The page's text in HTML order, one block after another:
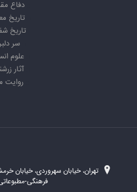
دفاع
تاریخ
تاریخ
سر
علوم
آثار
روایت
تهران، خیابان سهروردی، خیابان
فرهنگی-